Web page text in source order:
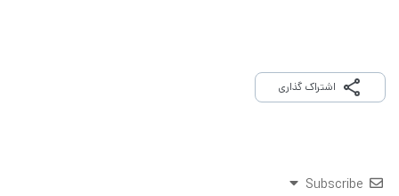
اشتراک گذاری
Subscribe